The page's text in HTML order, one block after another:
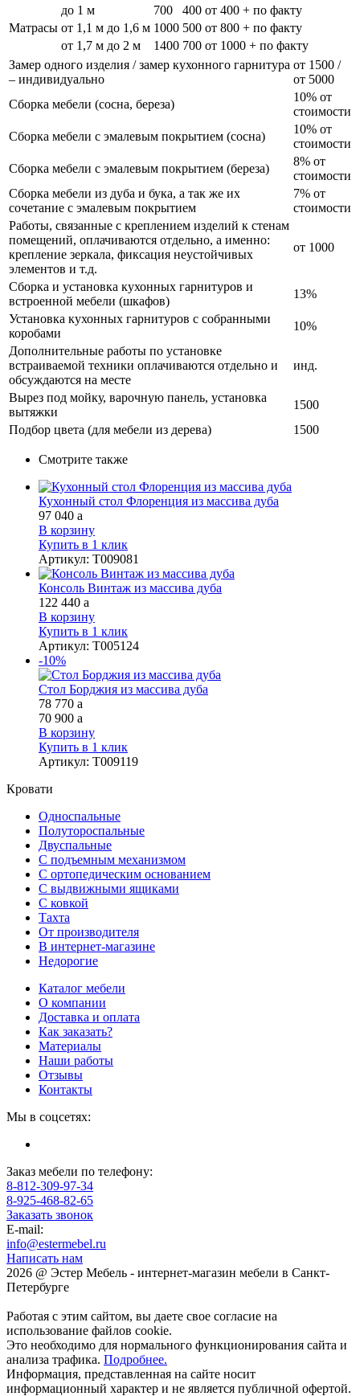
Матрасы
до 1 м 700 400 от 400 + по факту
от 1,1 м до 1,6 м 1000 500 от 800 + по факту
от 1,7 м до 2 м
1400 700 от 1000 + по факту
Замер одного изделия / замер кухонного гарнитура
– индивидуально
от 1500 /
от 5000
Сборка мебели (сосна, береза)
10% от
стоимости
Сборка мебели с эмалевым покрытием (сосна)
10% от
стоимости
Сборка мебели с эмалевым покрытием (береза)
8% от
стоимости
Сборка мебели из дуба и бука, а так же их
сочетание с эмалевым покрытием
7% от
стоимости
Работы, связанные с креплением изделий к стенам
помещений, оплачиваются отдельно, а именно:
крепление зеркала, фиксация неустойчивых
элементов и т.д.
от 1000
Сборка и установка кухонных гарнитуров и
встроенной мебели (шкафов)
13%
Установка кухонных гарнитуров с собранными
коробами
10%
Дополнительные работы по установке
встраиваемой техники оплачиваются отдельно и
обсуждаются на месте
инд.
Вырез под мойку, варочную панель, установка
вытяжки
1500
Подбор цвета (для мебели из дерева)
1500
Смотрите также
Кухонный стол Флоренция из массива дуба
97 040 a
В корзину
Купить в 1 клик
Артикул: Т009081
Консоль Винтаж из массива дуба
122 440 a
В корзину
Купить в 1 клик
Артикул: Т005124
-10%
Стол Борджия из массива дуба
78 770 a
70 900 a
В корзину
Купить в 1 клик
Артикул: Т009119
Кровати
Односпальные
Полутороспальные
Двуспальные
С подъемным механизмом
С ортопедическим основанием
С выдвижными ящиками
С ковкой
Тахта
От производителя
В интернет-магазине
Недорогие
Каталог мебели
О компании
Доставка и оплата
Как заказать?
Материалы
Наши работы
Отзывы
Контакты
Мы в соцсетях:
Заказ мебели по телефону:
8-812-309-97-34
8-925-468-82-65
Заказать звонок
E-mail:
info@estermebel.ru
Написать нам
2026 @ Эстер Мебель - интернет-магазин мебели в Санкт-
Петербурге
Работая с этим сайтом, вы даете свое согласие на
использование файлов cookie.
Это необходимо для нормального функционирования сайта и
анализа трафика. Подробнее.
Информация, представленная на сайте носит
информационный характер и не является публичной офертой.